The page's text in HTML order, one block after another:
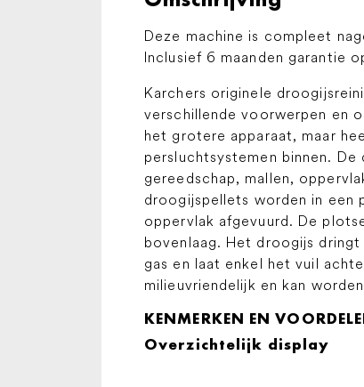
Deze machine is compleet
Inclusief 6 maanden garantie
Karchers originele
verschillende voorwerpen en
het grotere apparaat, maar
persluchtsystemen binnen.
gereedschap, mallen,
droogijspellets worden in een
oppervlak afgevuurd. De
bovenlaag. Het droogijs
gas en laat enkel het vuil
milieuvriendelijk en kan
KENMERKEN EN
Overzichtelijk display